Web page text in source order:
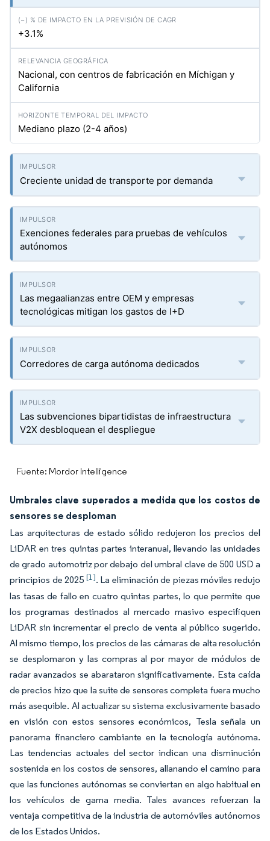
+3.1%
Nacional, con centros de fabricación en Míchigan y
California
Mediano plazo (2-4 años)
Creciente unidad de transporte por demanda
Exenciones federales para pruebas de vehículos
autónomos
Las megaalianzas entre OEM y empresas
tecnológicas mitigan los gastos de I+D
Corredores de carga autónoma dedicados
Las subvenciones bipartidistas de infraestructura
V2X desbloquean el despliegue
Fuente: Mordor Intelligence
Umbrales clave superados a medida que los costos de
sensores se desploman
Las arquitecturas de estado sólido redujeron los precios del
LiDAR en tres quintas partes interanual, llevando las unidades
de grado automotriz por debajo del umbral clave de 500 USD a
principios de 2025 [1]. La eliminación de piezas móviles redujo
las tasas de fallo en cuatro quintas partes, lo que permite que
los programas destinados al mercado masivo especifiquen
LiDAR sin incrementar el precio de venta al público sugerido.
Al mismo tiempo, los precios de las cámaras de alta resolución
se desplomaron y las compras al por mayor de módulos de
radar avanzados se abarataron significativamente. Esta caída
de precios hizo que la suite de sensores completa fuera mucho
más asequible. Al actualizar su sistema exclusivamente basado
en visión con estos sensores económicos, Tesla señala un
panorama financiero cambiante en la tecnología autónoma.
Las tendencias actuales del sector indican una disminución
sostenida en los costos de sensores, allanando el camino para
que las funciones autónomas se conviertan en algo habitual en
los vehículos de gama media. Tales avances refuerzan la
ventaja competitiva de la industria de automóviles autónomos
de los Estados Unidos.